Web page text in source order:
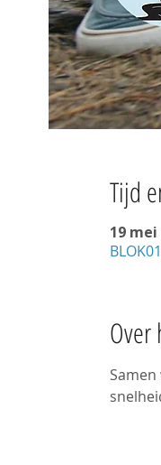
Tijd
19 mei
Over